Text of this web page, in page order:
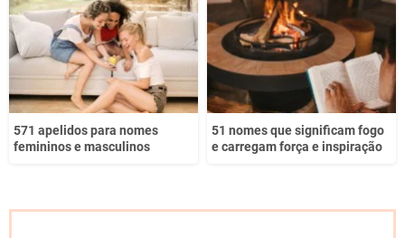
571 apelidos para nomes
femininos e masculinos
51 nomes que significam fogo
e carregam força e inspiração